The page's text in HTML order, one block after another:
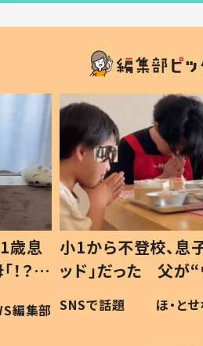
歳息
？」
編集部
小1から不登校、息
ッド」だった 父が
作り続ける理由と
#令和の子
SNSで話題 ほ・と